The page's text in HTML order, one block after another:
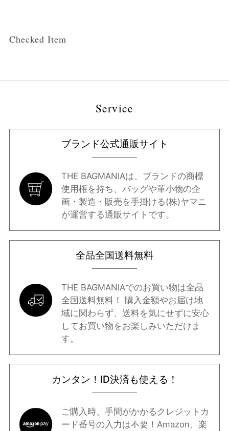
Checked Item
Service
ブランド公式通販サイト
THE BAGMANIAは、ブランドの商標
使用権を持ち、バッグや革小物の企
画・製造・販売を手掛ける(株)ヤマニ
が運営する通販サイトです。
全品全国送料無料
THE BAGMANIAでのお買い物は全品
全国送料無料！ 購入金額やお届け地
域に関わらず、送料を気にせずに安心
してお買い物をお楽しみいただけま
す。
カンタン！ID決済も使える！
ご購入時、手間がかかるクレジットカ
ード番号の入力は不要！Amazon、楽